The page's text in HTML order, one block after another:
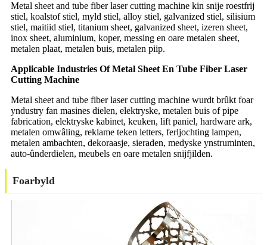
Metal sheet and tube fiber laser cutting machine kin snije roestfrij
stiel, koalstof stiel, myld stiel, alloy stiel, galvanized stiel, silisium
stiel, maitiid stiel, titanium sheet, galvanized sheet, izeren sheet,
inox sheet, aluminium, koper, messing en oare metalen sheet,
metalen plaat, metalen buis, metalen piip.
Applicable Industries Of Metal Sheet En Tube Fiber Laser
Cutting Machine
Metal sheet and tube fiber laser cutting machine wurdt brûkt foar
yndustry fan masines dielen, elektryske, metalen buis of pipe
fabrication, elektryske kabinet, keuken, lift paniel, hardware ark,
metalen omwâling, reklame teken letters, ferljochting lampen,
metalen ambachten, dekoraasje, sieraden, medyske ynstruminten,
auto-ûnderdielen, meubels en oare metalen snijfjilden.
Foarbyld